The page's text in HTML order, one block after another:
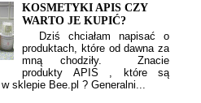
KOSMETYKI APIS CZY
WARTO JE KUPIĆ?
Dziś chciałam napisać o
produktach, które od dawna za
mną chodziły. Znacie
produkty APIS , które są
sklepie Bee.pl ? Generalni...